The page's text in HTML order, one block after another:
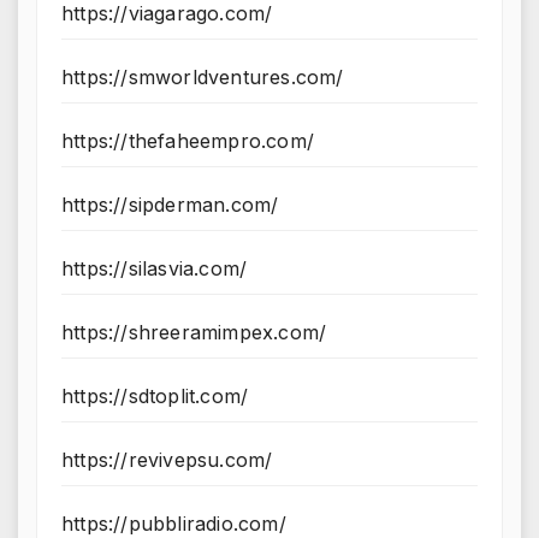
https://viagarago.com/
https://smworldventures.com/
https://thefaheempro.com/
https://sipderman.com/
https://silasvia.com/
https://shreeramimpex.com/
https://sdtoplit.com/
https://revivepsu.com/
https://pubbliradio.com/